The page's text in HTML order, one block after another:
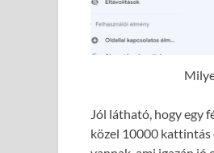
Jól látható, hogy egy
közel 10000 kattintás